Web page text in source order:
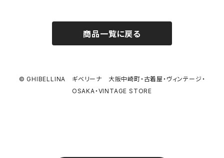
商品一覧に戻る
© GHIBELLINA ギベリーナ 大阪中崎町・古着屋・ヴィンテージ・
OSAKA・VINTAGE STORE